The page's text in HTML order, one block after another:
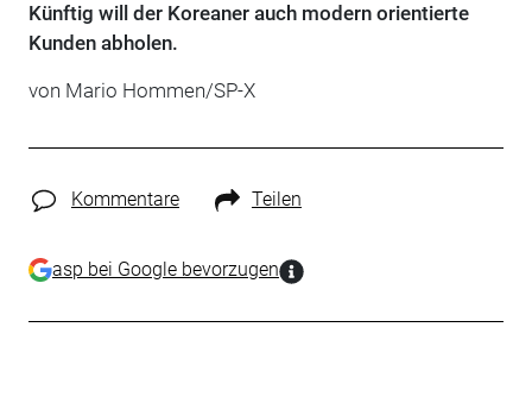
Künftig will der Koreaner auch modern orientierte
Kunden abholen.
von Mario Hommen/SP-X
Kommentare Teilen
asp bei Google bevorzugen